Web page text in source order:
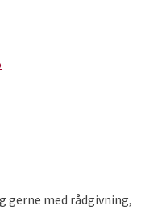
gerne med rådgivning,